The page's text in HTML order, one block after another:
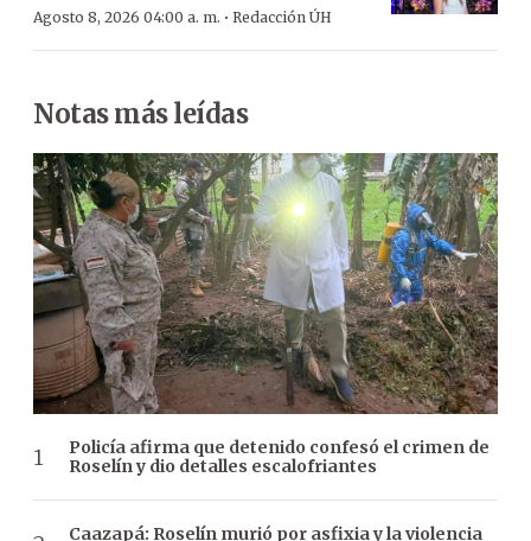
Agosto 8, 2026 04:00 a. m. · Redacción ÚH
Notas más leídas
Policía afirma que detenido confesó el crimen de
Roselín y dio detalles escalofriantes
Caazapá: Roselín murió por asfixia y la violencia